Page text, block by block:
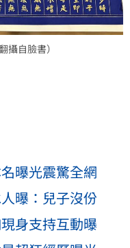
攝自臉書）
曝光震驚全網
曝：兒子沒份
身支持互動曝